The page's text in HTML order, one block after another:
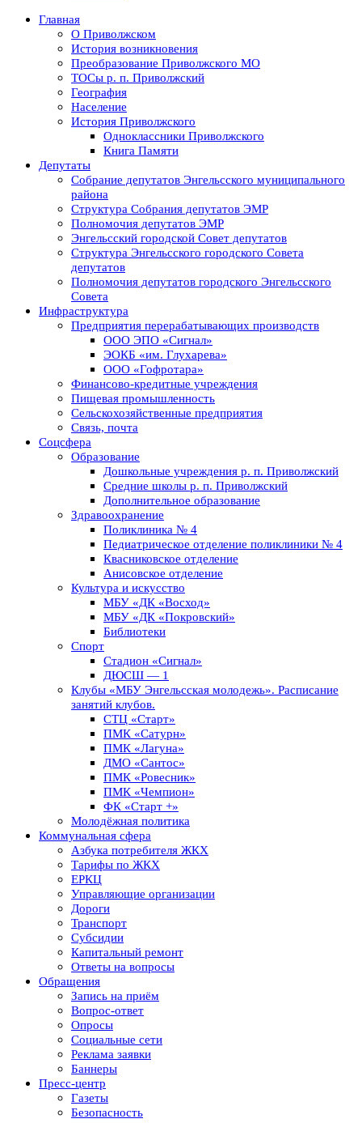
Главная
О Приволжском
История возникновения
Преобразование Приволжского МО
ТОСы р. п. Приволжский
География
Население
История Приволжского
Одноклассники Приволжского
Книга Памяти
Депутаты
Собрание депутатов Энгельсского муниципального
района
Структура Собрания депутатов ЭМР
Полномочия депутатов ЭМР
Энгельсский городской Совет депутатов
Структура Энгельсского городского Совета
депутатов
Полномочия депутатов городского Энгельсского
Совета
Инфраструктура
Предприятия перерабатывающих производств
ООО ЭПО «Сигнал»
ЭОКБ «им. Глухарева»
ООО «Гофротара»
Финансово-кредитные учреждения
Пищевая промышленность
Сельскохозяйственные предприятия
Связь, почта
Соцсфера
Образование
Дошкольные учреждения р. п. Приволжский
Средние школы р. п. Приволжский
Дополнительное образование
Здравоохранение
Поликлиника № 4
Педиатрическое отделение поликлиники № 4
Квасниковское отделение
Анисовское отделение
Культура и искусство
МБУ «ДК «Восход»
МБУ «ДК «Покровский»
Библиотеки
Спорт
Стадион «Сигнал»
ДЮСШ — 1
Клубы «МБУ Энгельсская молодежь». Расписание
занятий клубов.
СТЦ «Старт»
ПМК «Сатурн»
ПМК «Лагуна»
ДМО «Сантос»
ПМК «Ровесник»
ПМК «Чемпион»
ФК «Старт +»
Молодёжная политика
Коммунальная сфера
Азбука потребителя ЖКХ
Тарифы по ЖКХ
ЕРКЦ
Управляющие организации
Дороги
Транспорт
Субсидии
Капитальный ремонт
Ответы на вопросы
Обращения
Запись на приём
Вопрос-ответ
Опросы
Социальные сети
Реклама заявки
Баннеры
Пресс-центр
Газеты
Безопасность